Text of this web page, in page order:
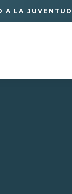
A LA